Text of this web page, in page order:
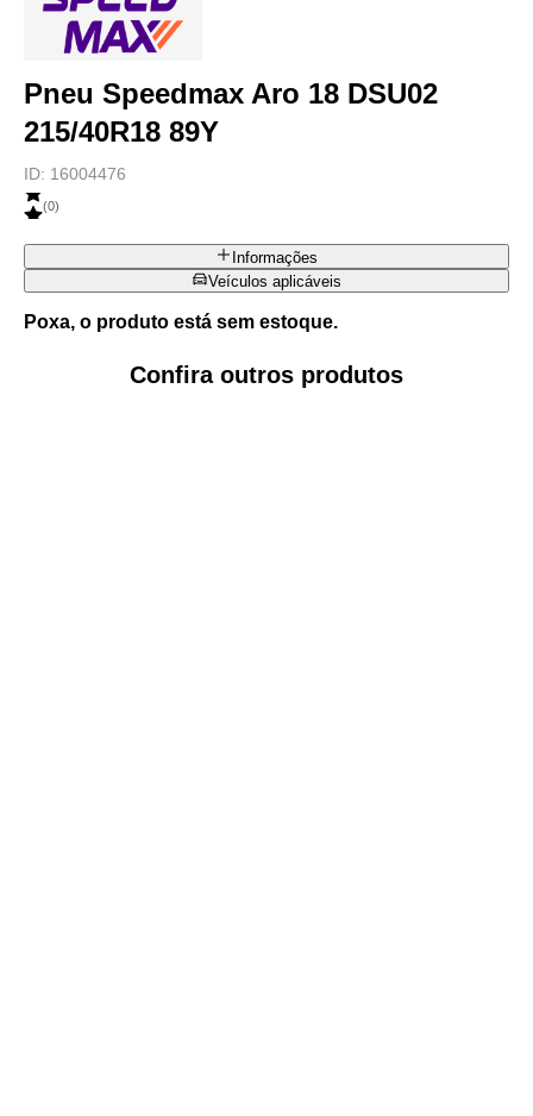
Pneu Speedmax Aro 18 DSU02
215/40R18 89Y
ID: 16004476
(0)
Informações
Veículos aplicáveis
Poxa, o produto está sem estoque.
Confira outros produtos